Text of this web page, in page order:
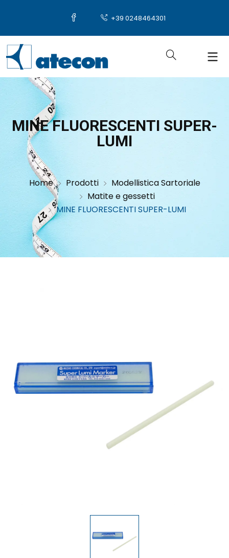
+39 0248464301
MINE FLUORESCENTI SUPER-
LUMI
Home Prodotti
Modellistica Sartoriale
Matite e gessetti
MINE FLUORESCENTI SUPER-LUMI